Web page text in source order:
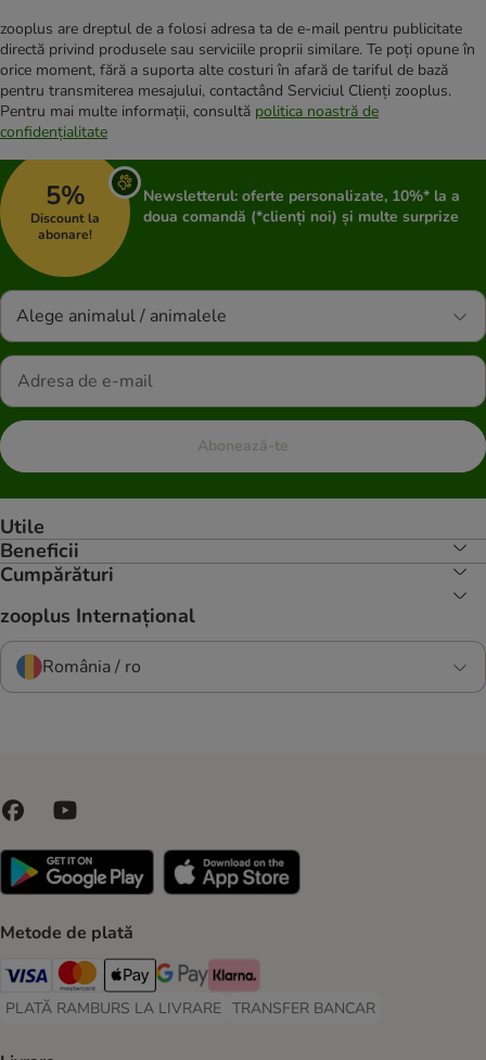
zooplus are dreptul de a folosi adresa ta de e-mail pentru publicitate
directă privind produsele sau serviciile proprii similare. Te poți opune în
orice moment, fără a suporta alte costuri în afară de tariful de bază
pentru transmiterea mesajului, contactând Serviciul Clienți zooplus.
Pentru mai multe informații, consultă politica noastră de
confidențialitate
5%
Discount la
abonare!
Newsletterul: oferte personalizate, 10%* la a
doua comandă (*clienți noi) și multe surprize
Alege animalul / animalele
Abonează-te
Utile
Beneficii
Cumpărături
zooplus Internațional
România / ro
Metode de plată
Visa Payment Method
Master Card Payment Method
Apple Pay Payment Method
Google Pay Payment Method
Klarna Payment Method
PLATĂ RAMBURS LA LIVRARE
PLATĂ RAMBURS LA LIVRARE Payment Method
TRANSFER BANCAR
TRANSFER BANCAR Payment